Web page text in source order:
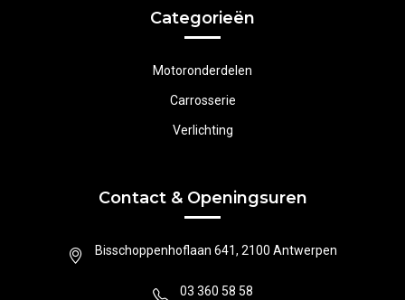
Categorieën
Motoronderdelen
Carrosserie
Verlichting
Contact & Openingsuren
Bisschoppenhoflaan 641, 2100 Antwerpen
03 360 58 58